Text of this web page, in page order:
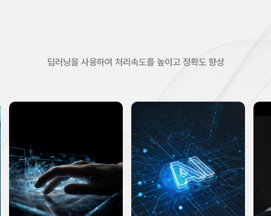
딥러닝을 사용하여 처리속도를 높이고 정확도 향상